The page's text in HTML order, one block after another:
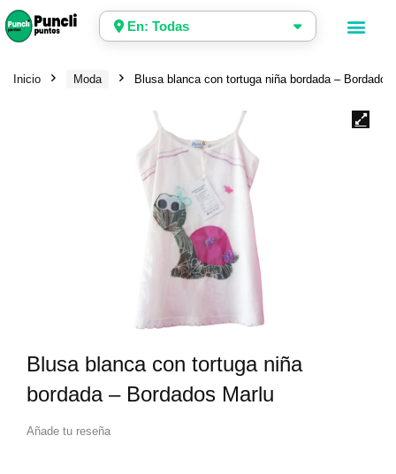
En: Todas
Inicio Moda Blusa blanca con tortuga niña bordada – Bordados
Blusa blanca con tortuga niña
bordada – Bordados Marlu
Añade tu reseña